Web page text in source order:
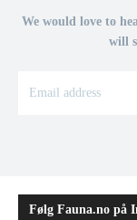
We would love to
will
Følg Fauna.no på